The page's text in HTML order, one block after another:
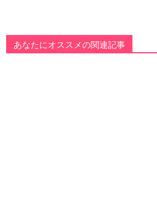
あなたにオススメの関連記事